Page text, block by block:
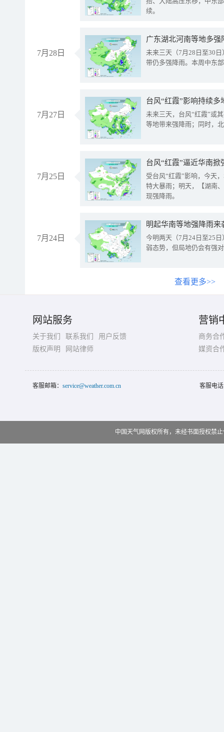
续。
7月28日
广东湖北河南等地多
未来三天（7月28日至30
带仍多强降雨。本周中东
7月27日
台风“红霞”影响持续
未来三天，台风“红霞”或
等地带来强降雨；同时，
7月25日
台风“红霞”逼近华南
受台风“红霞”影响，今天
特大暴雨；明天，【湖南
现强降雨。
7月24日
明起华南等地强降雨
今明两天（7月24日至25
弱态势，但局地仍会有强
查看更多>>
网站服务
关于我们 联系我们
用户反馈
版权声明
网站律师
营销
商务合
媒资合
客服邮箱： service@weather.com.cn 客服电
中国天气网版权所有，未经书面授权